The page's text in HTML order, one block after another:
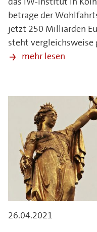
das IW-Institut in
betrage der
jetzt 250 Milliarden
steht vergleichsweise
mehr lesen
26.04.2021